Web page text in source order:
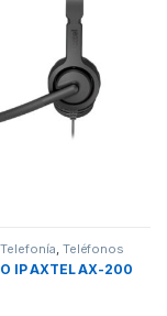
Telefonía, Teléfonos
IP AXTEL AX-200